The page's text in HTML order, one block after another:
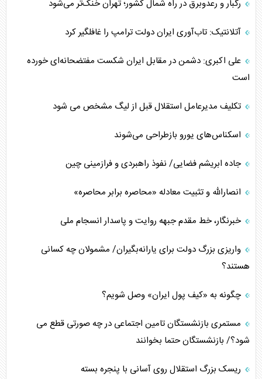
رگبار و رعدوبرق در راه شمال کشور؛ تهران خنک‌تر می‌شود
آتلانتیک: تاب‌آوری ایران دولت ترامپ را غافلگیر کرد
علی اکبری: دشمن در مقابل ایران شکست مفتضحانه‌ای خورده
است
تکلیف مدیرعامل استقلال قبل از لیگ مشخص می شود
اسکناس‌های یورو بازطراحی می‌شوند
جاده ابریشم فضایی/ نفوذ راهبردی و فرازمینی چین
انصارالله و تثبیت معادله «محاصره برابر محاصره»
خبرنگار، خط مقدم جبهه روایت و پاسدار انسجام ملی
واریزی بزرگ دولت برای یارانه‌بگیران/ مشمولان چه کسانی
هستند؟
چگونه به «کیف پول ایران» وصل شویم؟
مستمری بازنشستگان تامین اجتماعی در چه صورتی قطع می
شود؟/ بازنشستگان حتما بخوانند
ریسک بزرگ استقلال روی آسانی با پنجره بسته